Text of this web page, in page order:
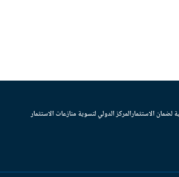
لضمان الاستثمارالمركز الدولي لتسوية منازعات الاستثمار